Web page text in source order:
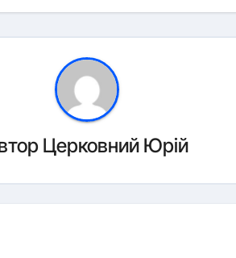
Церковний Юрій